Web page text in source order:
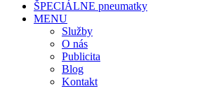
ŠPECIÁLNE pneumatky
MENU
Služby
O nás
Publicita
Blog
Kontakt